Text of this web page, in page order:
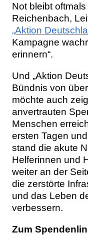
Not bleibt
Reichenbach,
„Aktion
Kampagne
erinnern“.
Und „Aktion
Bündnis von
möchte auch
anvertrauten
Menschen
ersten Tagen
stand die akute
Helferinnen und
weiter an der
die zerstörte
und das Leben
verbessern.
Zum